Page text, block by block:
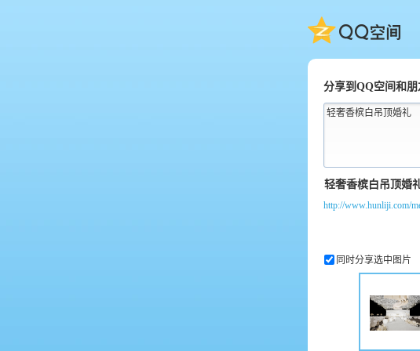
QQ空间
分享到QQ空间和朋
轻奢香槟白吊顶婚礼
http://www.hunliji.com/
同时分享选中图片